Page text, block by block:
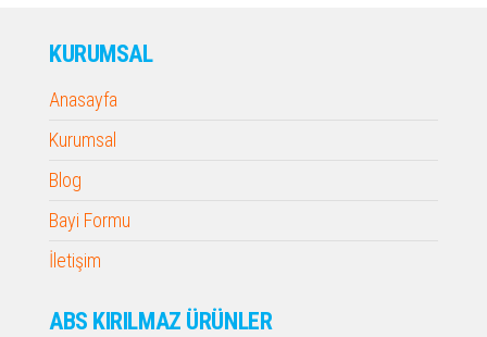
KURUMSAL
Anasayfa
Kurumsal
Blog
Bayi Formu
İletişim
ABS KIRILMAZ ÜRÜNLER